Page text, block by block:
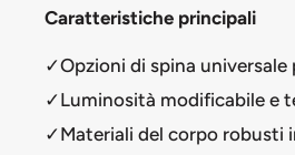
Caratteristiche principali
✓Opzioni di spina universale
✓Luminosità modificabile e
✓Materiali del corpo robusti